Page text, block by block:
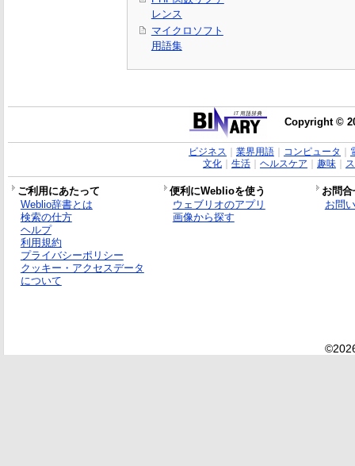
レンス
マイクロソフト
用語集
Copyright ©
ビジネス 業界用語｜ コンピュータ
文化｜ 生活｜ ヘルスケア 趣味｜
ご利用にあたって 便利にWeblioを使う
お問
Weblio辞書とは
検索の仕方
ヘルプ
利用規約
プライバシーポリシー
クッキー・アクセスデータ
について
ウェブリオのアプリ
画像から探す
お問